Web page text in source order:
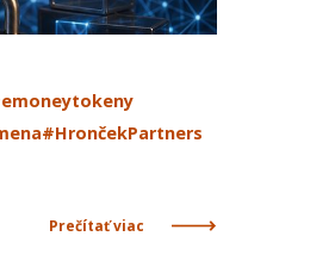
#HrončekPartners
Prečítať viac